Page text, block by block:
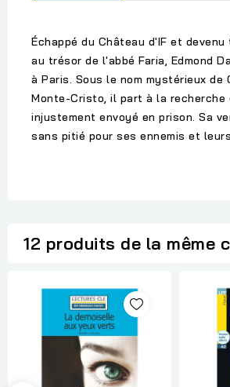
Échappé du Château d'IF et
au trésor de l'abbé Faria, Edmond
à Paris. Sous le nom mystérieux de
Monte-Cristo, il part à la recherche
injustement envoyé en prison. Sa
sans pitié pour ses ennemis et
12 produits de la même